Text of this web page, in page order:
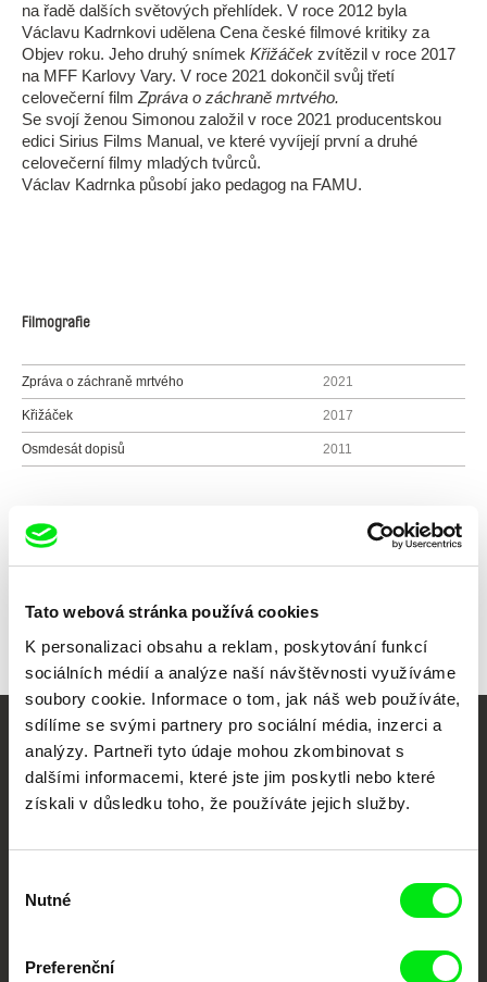
Tato webová stránka používá cookies
K personalizaci obsahu a reklam, poskytování funkcí
sociálních médií a analýze naší návštěvnosti využíváme
soubory cookie. Informace o tom, jak náš web používáte,
sdílíme se svými partnery pro sociální média, inzerci a
analýzy. Partneři tyto údaje mohou zkombinovat s
dalšími informacemi, které jste jim poskytli nebo které
získali v důsledku toho, že používáte jejich služby.
souhlasu
Nutné
Preferenční
na řadě dalších světových přehlídek. V roce 2012 byla
Václavu Kadrnkovi udělena Cena české filmové kritiky za
Objev roku. Jeho druhý snímek Křižáček zvítězil v roce 2017
na MFF Karlovy Vary. V roce 2021 dokončil svůj třetí
celovečerní film Zpráva o záchraně mrtvého.
Se svojí ženou Simonou založil v roce 2021 producentskou
edici Sirius Films Manual, ve které vyvíjejí první a druhé
celovečerní filmy mladých tvůrců.
Václav Kadrnka působí jako pedagog na FAMU.
Filmografie
Zpráva o záchraně mrtvého 2021
Křižáček 2017
Osmdesát dopisů 2011
Vaše online
dokumentární kino
Nové festivalové filmy
festivalů dokumentárního filmu sdružených do Doc Alliance. Naším cílem je
posouvat hranice dokumentárního filmu, propagovat jeho rozmanitost a